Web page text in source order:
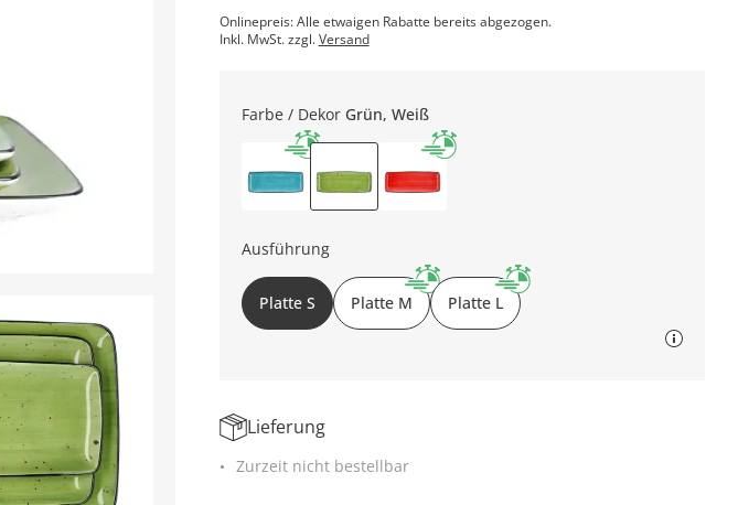
Onlinepreis: Alle etwaigen Rabatte bereits abgezogen.
Inkl. MwSt. zzgl.Versand
Farbe / Dekor Grün, Weiß
Ausführung
Platte S Platte M Platte L
Lieferung
Zurzeit nicht bestellbar